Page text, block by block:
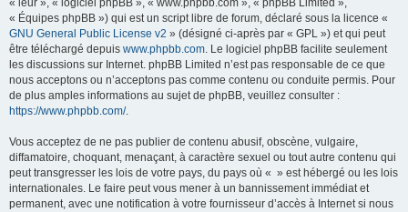
« leur », « logiciel phpBB », « www.phpbb.com », « phpBB Limited »,
« Équipes phpBB ») qui est un script libre de forum, déclaré sous la licence «
GNU General Public License v2 » (désigné ci-après par « GPL ») et qui peut
être téléchargé depuis www.phpbb.com. Le logiciel phpBB facilite seulement
les discussions sur Internet. phpBB Limited n’est pas responsable de ce que
nous acceptons ou n’acceptons pas comme contenu ou conduite permis. Pour
de plus amples informations au sujet de phpBB, veuillez consulter :
https://www.phpbb.com/.
Vous acceptez de ne pas publier de contenu abusif, obscène, vulgaire,
diffamatoire, choquant, menaçant, à caractère sexuel ou tout autre contenu qui
peut transgresser les lois de votre pays, du pays où « » est hébergé ou les lois
internationales. Le faire peut vous mener à un bannissement immédiat et
permanent, avec une notification à votre fournisseur d’accès à Internet si nous